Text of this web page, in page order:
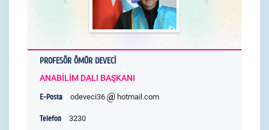
PROFESÖR ÖMÜR DEVECİ
ANABİLİM DALI BAŞKANI
E-Posta
odeveci36 hotmail.com
Telefon 3230